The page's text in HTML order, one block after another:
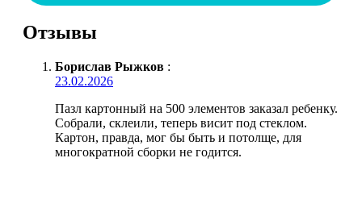
Отзывы
Борислав Рыжков :
23.02.2026
Пазл картонный на 500 элементов заказал ребенку.
Собрали, склеили, теперь висит под стеклом.
Картон, правда, мог бы быть и потолще, для
многократной сборки не годится.